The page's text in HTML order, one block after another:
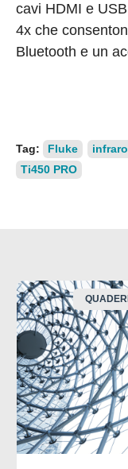
cavi HDMI e
4x che
Bluetooth e un
Tag: Fluke
Ti450 PRO